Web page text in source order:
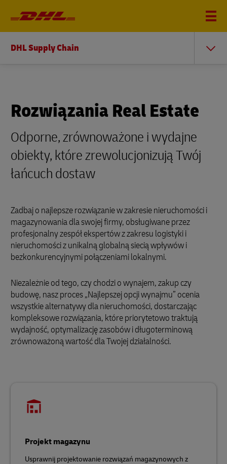
DHL Supply Chain
Rozwiązania Real Estate
Odporne, zrównoważone i wydajne
obiekty, które zrewolucjonizują Twój
łańcuch dostaw
Zadbaj o najlepsze rozwiązanie w zakresie nieruchomości i
magazynowania dla swojej firmy, obsługiwane przez
profesjonalny zespół ekspertów z zakresu logistyki i
nieruchomości z unikalną globalną siecią wpływów i
bezkonkurencyjnymi połączeniami lokalnymi.
Niezależnie od tego, czy chodzi o wynajem, zakup czy
budowę, nasz proces „Najlepszej opcji wynajmu” ocenia
wszystkie alternatywy dla nieruchomości, dostarczając
kompleksowe rozwiązania, które priorytetowo traktują
wydajność, optymalizację zasobów i długoterminową
zrównoważoną wartość dla Twojej działalności.
Projekt magazynu
Usprawnij projektowanie rozwiązań magazynowych z